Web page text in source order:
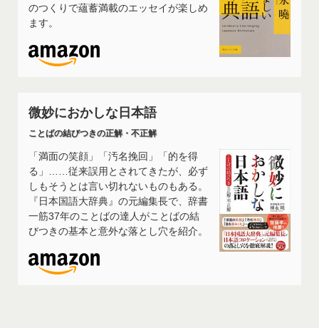
のつくりで蘊蓄満載のエッセイが楽しめ
ます。
微妙におかしな日本語
ことばの結びつきの正解・不正解
「満面の笑顔」「汚名挽回」「的を得
る」……従来誤用とされてきたが、必ず
しもそうとは言い切れないものもある。
『日本国語大辞典』の元編集長で、辞書
一筋37年のことばの達人がことばの結
びつきの基本と意外な落とし穴を紹介。